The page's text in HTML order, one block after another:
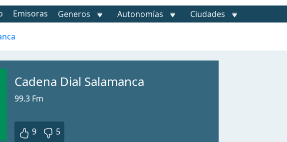
Emisoras Generos Autonomías Ciudades
Cadena Dial Salamanca
99.3 Fm
9 5